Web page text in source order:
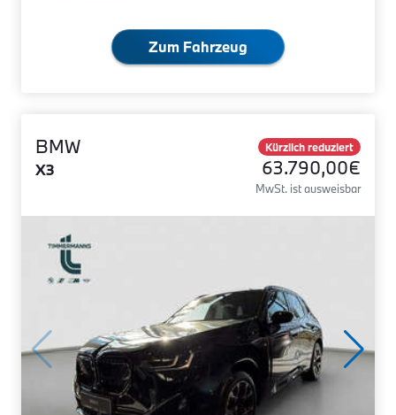
Zum Fahrzeug
BMW
X3
Kürzlich reduziert
63.790,00€
MwSt. ist ausweisbar